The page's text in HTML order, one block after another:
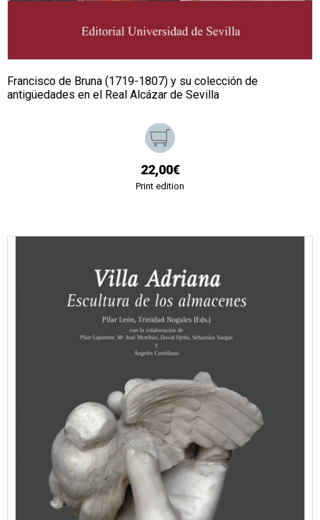
Francisco de Bruna (1719-1807) y su colección de
antigüedades en el Real Alcázar de Sevilla
22,00€
Print edition